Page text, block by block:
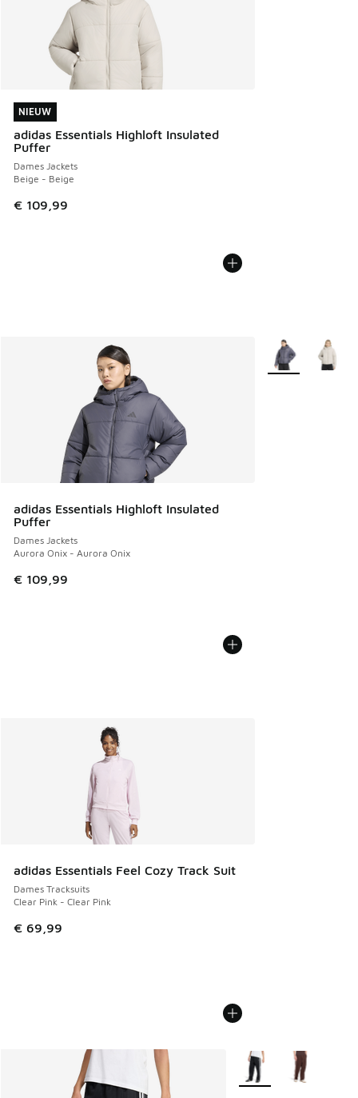
NIEUW
adidas Essentials Highloft Insulated
Puffer
Dames Jackets
Beige - Beige
€ 109,99
NIEUW
adidas Essentials Highloft Insulated
Puffer
Dames Jackets
Aurora Onix - Aurora Onix
€ 109,99
Meer kleuren
adidas Essentials Feel Cozy Track Suit
Dames Tracksuits
Clear Pink - Clear Pink
€ 69,99
Meer kleuren